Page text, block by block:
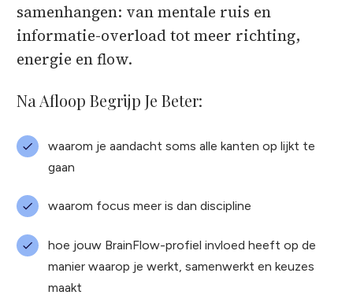
samenhangen: van mentale ruis en
informatie-overload tot meer richting,
energie en flow.
Na Afloop Begrijp Je Beter:
waarom je aandacht soms alle kanten op lijkt te
gaan
waarom focus meer is dan discipline
hoe jouw BrainFlow-profiel invloed heeft op de
manier waarop je werkt, samenwerkt en keuzes
maakt